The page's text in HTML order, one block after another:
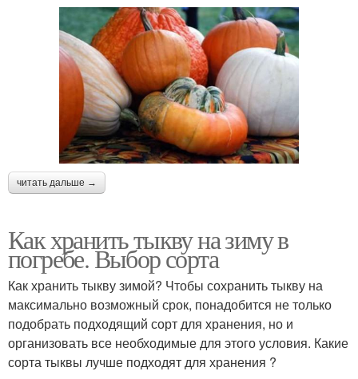
читать дальше →
Как хранить тыкву на зиму в
погребе. Выбор сорта
Как хранить тыкву зимой? Чтобы сохранить тыкву на
максимально возможный срок, понадобится не только
подобрать подходящий сорт для хранения, но и
организовать все необходимые для этого условия. Какие
сорта тыквы лучше подходят для хранения ?